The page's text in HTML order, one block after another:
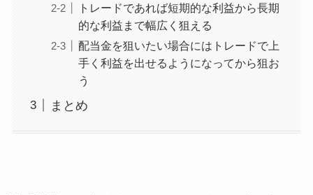
トレードであれば短期的な利益から長期
的な利益まで幅広く狙える
配当金を狙いたい場合にはトレードで上
手く利益を出せるようになってから狙お
う
まとめ